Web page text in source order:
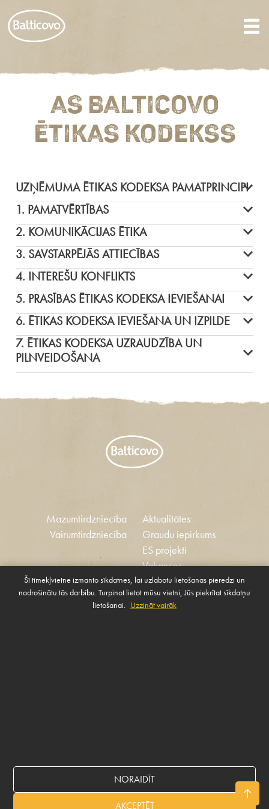
AS BALTICOVO
ĒTIKAS KODEKSS
UZŅĒMUMA ĒTIKAS KODEKSA PAMATPRINCIPI
1. PAMATVĒRTĪBAS
2. KOMUNIKĀCIJAS ĒTIKA
3. SAVSTARPĒJĀS ATTIECĪBAS
4. INTEREŠU KONFLIKTS
5. PRASĪBAS ĒTIKAS KODEKSA IEVIEŠANAI
6. ĒTIKAS KODEKSA IEVIEŠANA UN IZPILDE
7. ĒTIKAS KODEKSA UZRAUDZĪBA UN
PILNVEIDOŠANA
Mazumtirdzniecība
Vairumtirdzniecība
Sīkdatnes
Aktualitātes
Graudu iepirkums
ES projekti
Vakances
Ētikas kodekss
Sabiedrības atbalsta
politika
© 2026 BALTICOVO
Šī tīmekļvietne izmanto sīkdatnes, lai uzlabotu lietošanas pieredzi un
nodrošinātu tās darbību. Turpinot lietot mūsu vietni, Jūs piekrītat sīkdatņu
lietošanai. Uzzināt vairāk
NORAIDĪT
AKCEPTĒT